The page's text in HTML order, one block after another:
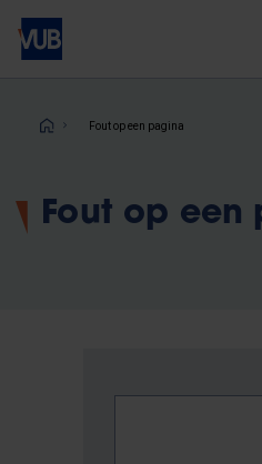
Overslaan
naar
inhoud
Fout op een pagina
Fout op een